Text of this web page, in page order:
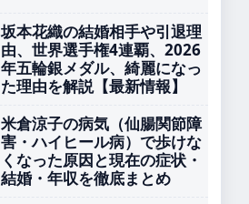
坂本花織の結婚相手や引退理
由、世界選手権4連覇、2026
年五輪銀メダル、綺麗になっ
た理由を解説【最新情報】
米倉涼子の病気（仙腸関節障
害・ハイヒール病）で歩けな
くなった原因と現在の症状・
結婚・年収を徹底まとめ